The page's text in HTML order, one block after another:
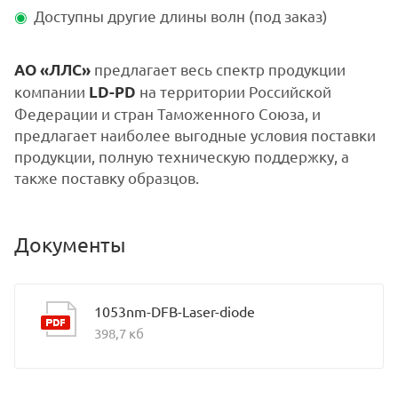
Доступны другие длины волн (под заказ)
АО «ЛЛС» предлагает весь спектр продукции
компании LD-PD на территории Российской
Федерации и стран Таможенного Союза, и
предлагает наиболее выгодные условия поставки
продукции, полную техническую поддержку, а
также поставку образцов.
Документы
1053nm-DFB-Laser-diode
398,7 кб